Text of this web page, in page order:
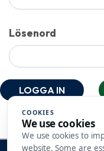
Lösenord
LOGGA IN
COOKIES
We use cookies
We use cookies to
website. Some are